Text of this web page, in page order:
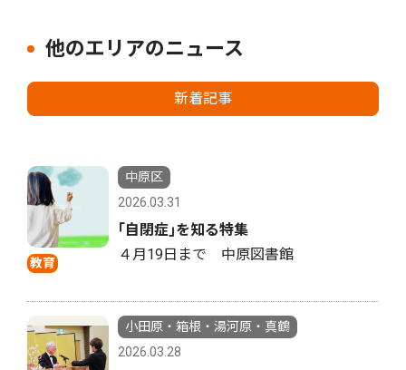
他のエリアのニュース
新着記事
教育
中原区
2026.03.31
｢自閉症｣を知る特集
４月19日まで 中原図書館
小田原・箱根・湯河原・真鶴
2026.03.28